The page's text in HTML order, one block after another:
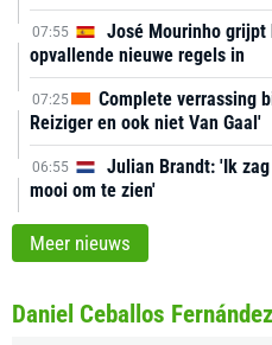
07:55
José Mourinho grijpt
opvallende nieuwe regels in
07:25
Complete verrassing
Reiziger en ook niet Van Gaal'
06:55
Julian Brandt: 'Ik
mooi om te zien'
Meer nieuws
Daniel Ceballos Fernández